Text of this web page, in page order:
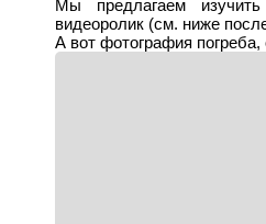
Мы предлагаем
видеоролик (см. ниже
А вот фотография погреба,